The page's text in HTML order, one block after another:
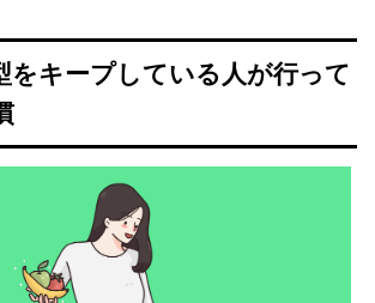
をキープしている人が行って